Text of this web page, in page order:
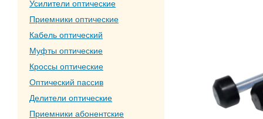
Усилители оптические
Приемники оптические
Кабель оптический
Муфты оптические
Кроссы оптические
Оптический пассив
Делители оптические
Приемники абонентские